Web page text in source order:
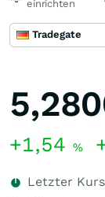
einrichten
Tradegate
+1,54 %
Letzter Kurs